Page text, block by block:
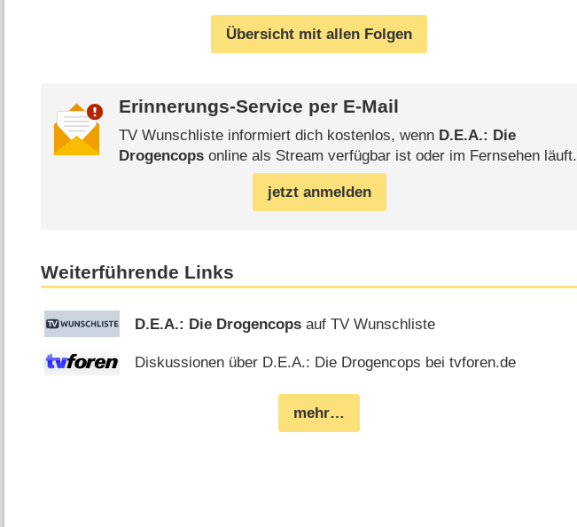
Übersicht mit allen Folgen
Erinnerungs-Service per E-Mail
TV Wunschliste informiert dich kostenlos, wenn D.E.A.: Die
Drogencopsonline als Stream verfügbar ist oder im Fernsehen läuft.
jetzt anmelden
Weiterführende Links
D.E.A.: Die Drogencops auf TV Wunschliste
Diskussionen über D.E.A.: Die Drogencops bei tvforen.de
mehr…